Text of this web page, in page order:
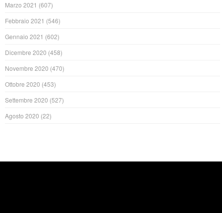
Marzo 2021 (607)
Febbraio 2021 (546)
Gennaio 2021 (602)
Dicembre 2020 (458)
Novembre 2020 (470)
Ottobre 2020 (453)
Settembre 2020 (527)
Agosto 2020 (22)